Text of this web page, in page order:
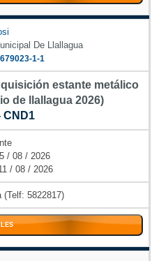
De Llallagua
1-1
estante metálico
de llallagua 2026)
CND1
/ 08 / 2026
/ 08 / 2026
(Telf: 5822817)